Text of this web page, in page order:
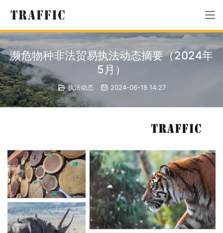
濒危物种非法贸易执法动态摘要（2024年
5月）
执法动态 2024-06-18 14:27